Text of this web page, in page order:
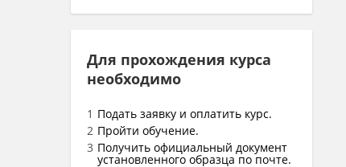
Для прохождения курса
необходимо
Подать заявку и оплатить курс.
Пройти обучение.
Получить официальный документ
установленного образца по почте.